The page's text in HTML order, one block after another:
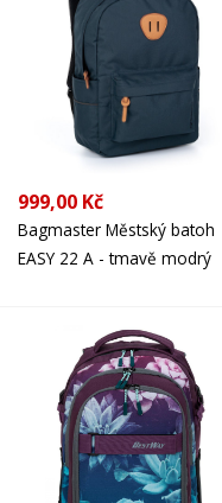
999,00 Kč
Bagmaster Městský batoh
EASY 22 A - tmavě modrý